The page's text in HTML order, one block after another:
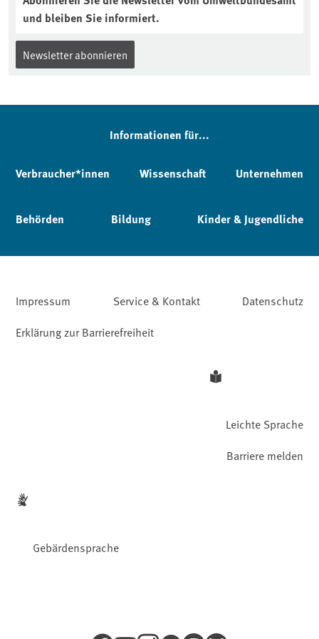
und bleiben Sie informiert.
Newsletter abonnieren
Informationen für...
Verbraucher*innen Wissenschaft Unternehmen
Behörden Bildung Kinder & Jugendliche
Impressum Service & Kontakt
Datenschutz
Erklärung zur Barrierefreiheit
Leichte Sprache
Gebärdensprache
Barriere melden